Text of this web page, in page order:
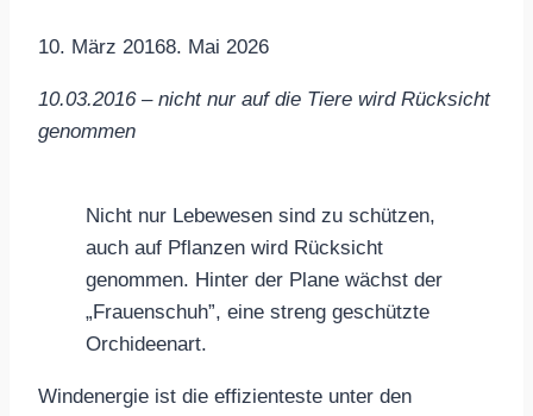
10. März 20168. Mai 2026
10.03.2016 – nicht nur auf die Tiere wird Rücksicht
genommen
Nicht nur Lebewesen sind zu schützen,
auch auf Pflanzen wird Rücksicht
genommen. Hinter der Plane wächst der
„Frauenschuh”, eine streng geschützte
Orchideenart.
Windenergie ist die effizienteste unter den